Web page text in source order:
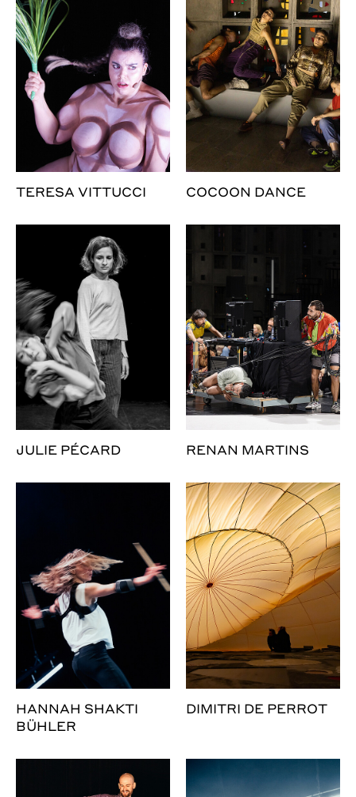
TERESA VITTUCCI COCOON DANCE
JULIE PÉCARD RENAN MARTINS
HANNAH SHAKTI
BÜHLER
DIMITRI DE PERROT